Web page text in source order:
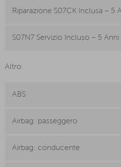
Riparazione S07CK Inclusa – 5
S07N7 Servizio Incluso – 5
Altro
ABS
Airbag: passeggero
Airbag: conducente